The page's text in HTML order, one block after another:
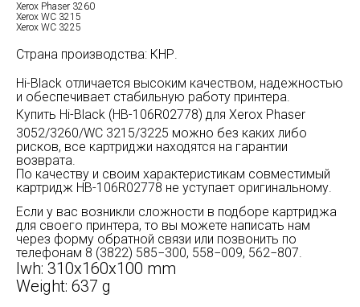
Xerox Phaser 3260
Xerox WC 3215
Xerox WC 3225
Страна производства: КНР.
Hi-Black отличается высоким качеством, надежностью
и обеспечивает стабильную работу принтера.
Купить Hi-Black (HB-1 06R02778) для Xerox Phaser
3052/3260/WC 3215/3225 можно без каких либо
рисков, все картриджи находятся на гарантии
возврата.
По качеству и своим характеристикам совместимый
картридж HB-106R02778 не уступает оригинальному.
Если у вас возникли сложности в подборе картриджа
для своего принтера, то вы можете написать нам
через форму обратной связи или позвонить по
телефонам 8 (3822) 585−300, 558−009, 562−807.
lwh: 310x160x100 mm
Weight: 637 g